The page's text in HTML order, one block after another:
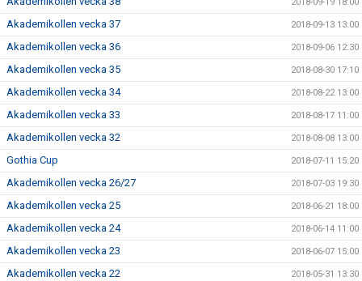
Akademikollen vecka 37 2018-09-13 13:00
Akademikollen vecka 36 2018-09-06 12:30
Akademikollen vecka 35 2018-08-30 17:10
Akademikollen vecka 34 2018-08-22 13:00
Akademikollen vecka 33 2018-08-17 11:00
Akademikollen vecka 32 2018-08-08 13:00
Gothia Cup 2018-07-11 15:20
Akademikollen vecka 26/27 2018-07-03 19:30
Akademikollen vecka 25 2018-06-21 18:00
Akademikollen vecka 24 2018-06-14 11:00
Akademikollen vecka 23 2018-06-07 15:00
Akademikollen vecka 22 2018-05-31 13:30